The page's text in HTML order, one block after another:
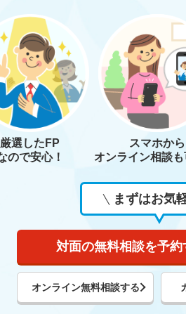
厳選したFP
ので安心！
スマホから
オンライン相談も
まずはお気
対面の無料相談を予約
オンライン無料相談する